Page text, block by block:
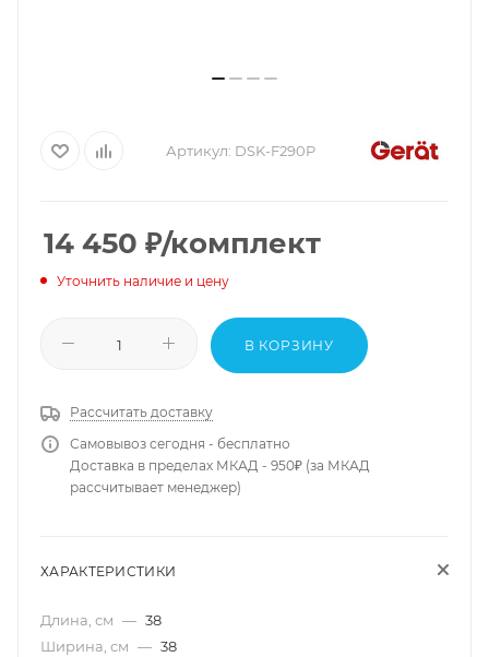
Артикул: DSK-F290P
14 450 ₽/комплект
Уточнить наличие и цену
В КОРЗИНУ
Рассчитать доставку
Самовывоз сегодня - бесплатно
Доставка в пределах МКАД - 950₽ (за МКАД
рассчитывает менеджер)
ХАРАКТЕРИСТИКИ
Длина, см — 38
Ширина, см — 38